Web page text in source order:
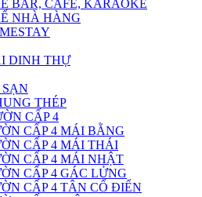
BAR, CAFE, KARAOKE
NHÀ HÀNG
DINH THỰ
THÉP
CẤP 4
CẤP 4 MÁI BẰNG
CẤP 4 MÁI THÁI
CẤP 4 MÁI NHẬT
CẤP 4 GÁC LỬNG
CẤP 4 TÂN CỔ ĐIỂN